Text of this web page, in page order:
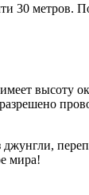
30 метров.
высоту
мира!